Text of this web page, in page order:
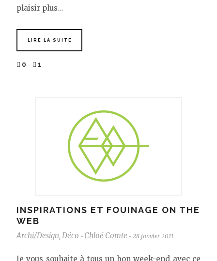
plaisir plus…
LIRE LA SUITE
0 1
INSPIRATIONS ET FOUINAGE ON THE
WEB
Archi/Design, Déco - Chloé Comte - 28 janvier 2011
Je vous souhaite à tous un bon week-end avec ce